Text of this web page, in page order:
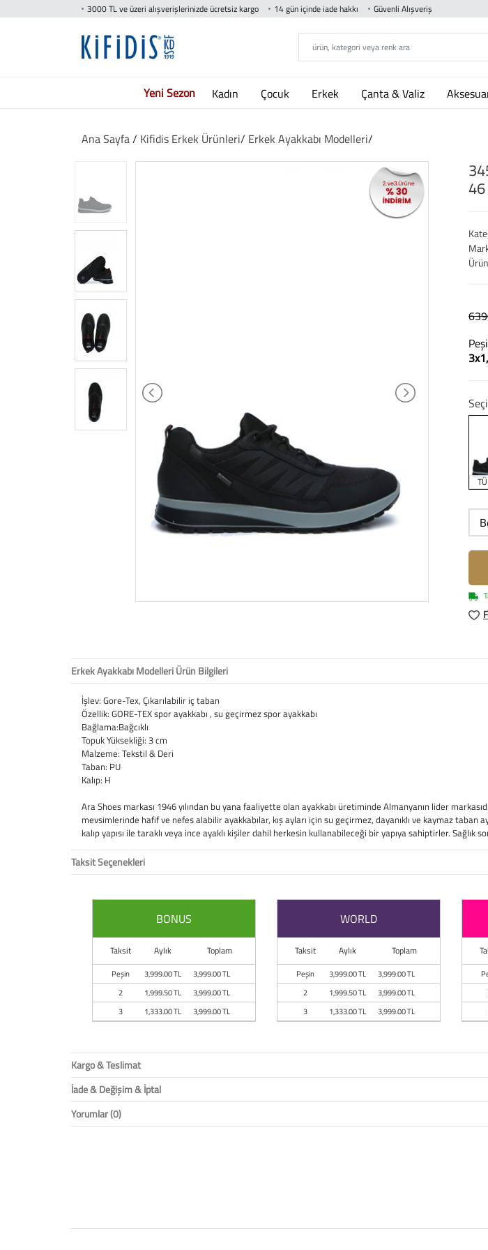
3000 TL ve üzeri alışverişlerinizde ücretsiz kargo 14 gün içinde iade hakkı Güvenli Alışveriş
Yeni Sezon Kadın Çocuk Erkek Çanta & Valiz
Ana Sayfa/ Kifidis Erkek Ürünleri/ Erkek Ayakkabı Modelleri/
Erkek Ayakkabı Modelleri Ürün Bilgileri
İşlev: Gore-Tex, Çıkarılabilir iç taban
Özellik: GORE-TEX spor ayakkabı , su geçirmez spor ayakkabı
Bağlama:Bağcıklı
Topuk Yüksekliği: 3 cm
Malzeme: Tekstil & Deri
Taban: PU
Kalıp: H
Ara Shoes markası 1946 yılından bu yana faaliyette olan ayakkabı üretiminde Almanyanın lider
mevsimlerinde hafif ve nefes alabilir ayakkabılar, kış ayları için su geçirmez, dayanıklı ve kaymaz
kalıp yapısı ile taraklı veya ince ayaklı kişiler dahil herkesin kullanabileceği bir yapıya sahiptirler. Sağlık
Taksit Seçenekleri
BONUS
Taksit Aylık Toplam
Peşin 3,999.00 TL
3,999.00 TL
2
1,999.50 TL
3,999.00 TL
3
1,333.00 TL 3,999.00 TL
WORLD
Taksit Aylık Toplam
Peşin 3,999.00 TL
3,999.00 TL
2
1,999.50 TL
3,999.00 TL
3
1,333.00 TL 3,999.00 TL
Kargo & Teslimat
İade & Değişim & İptal
Yorumlar (0)